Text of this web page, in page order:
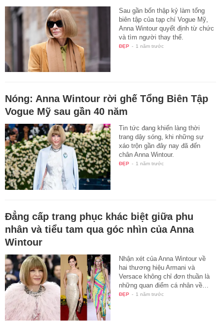
Sau gần bốn thập kỷ làm tổng
biên tập của tạp chí Vogue Mỹ,
Anna Wintour quyết định từ chức
và tìm người thay thế.
ĐẸP - 1 năm trước
Nóng: Anna Wintour rời ghế Tổng Biên Tập
Vogue Mỹ sau gần 40 năm
Tin tức đang khiến làng thời
trang dậy sóng, khi những sự
xáo trộn gần đây nay đã đến
chân Anna Wintour.
ĐẸP - 1 năm trước
Đẳng cấp trang phục khác biệt giữa phu
nhân và tiểu tam qua góc nhìn của Anna
Wintour
Nhận xét của Anna Wintour về
hai thương hiệu Armani và
Versace không chỉ đơn thuần là
những quan điểm cá nhân về…
ĐẸP - 1 năm trước